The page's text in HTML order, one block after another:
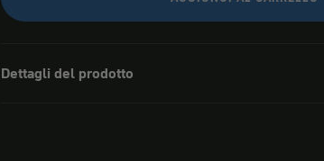
Dettagli del prodotto